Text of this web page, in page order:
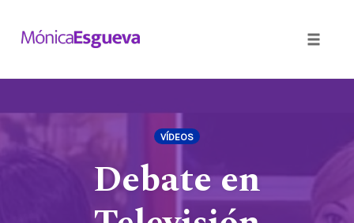
to
content
VÍDEOS
Debate en